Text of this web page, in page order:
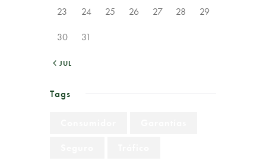
23 24 25 26 27 28 29
30 31
« JUL
Tags